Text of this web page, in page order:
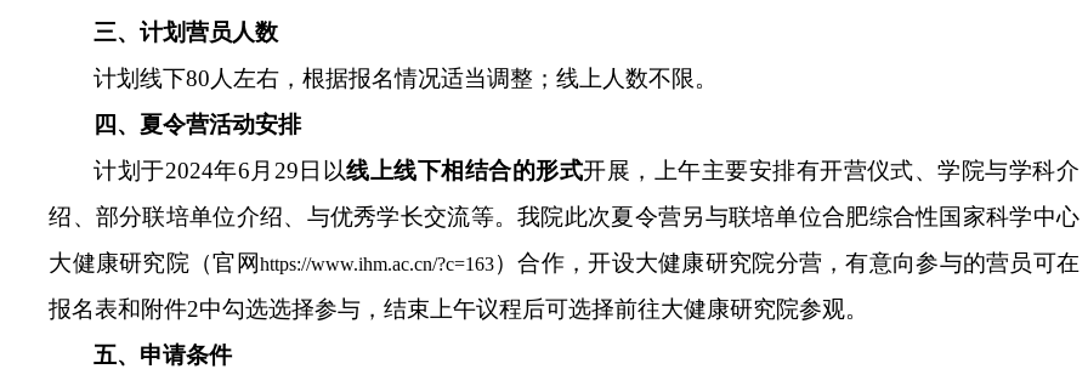
三、计划营员人数
计划线下80人左右，根据报名情况适当调整；线上人数不限。
四、夏令营活动安排
计划于2024年6月29日以线上线下相结合的形式开展，上午主要安排有开营仪式、学院与学科介
绍、部分联培单位介绍、与优秀学长交流等。我院此次夏令营另与联培单位合肥综合性国家科学中心
大健康研究院（官网https://www.ihm.ac.cn/?c=163）合作，开设大健康研究院分营，有意向参与的营员可在
报名表和附件2中勾选选择参与，结束上午议程后可选择前往大健康研究院参观。
五、申请条件